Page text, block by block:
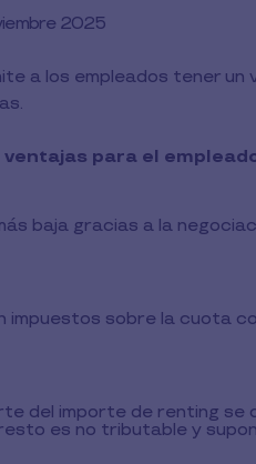
2025
a los empleados tener un
para el
baja gracias a la
impuestos sobre la cuota
del importe de renting se
es no tributable y